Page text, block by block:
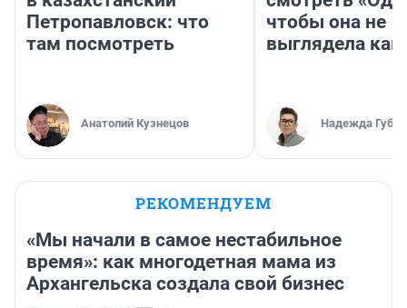
Петропавловск: что
там посмотреть
Анатолий Кузнецов
чтобы она не
выглядела как
Надежда
РЕКОМЕНДУЕМ
«Мы начали в самое нестабильное
время»: как многодетная мама из
Архангельска создала свой бизнес